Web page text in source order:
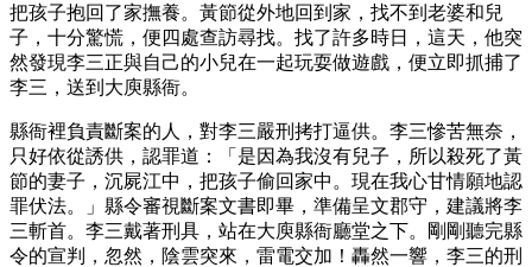
把孩子抱回了家撫養。黃節從外地回到家，找不到老婆和兒
子，十分驚慌，便四處查訪尋找。找了許多時日，這天，他突
然發現李三正與自己的小兒在一起玩耍做遊戲，便立即抓捕了
李三，送到大庾縣衙。
縣衙裡負責斷案的人，對李三嚴刑拷打逼供。李三慘苦無奈，
只好依從誘供，認罪道：「是因為我沒有兒子，所以殺死了黃
節的妻子，沉屍江中，把孩子偷回家中。現在我心甘情願地認
罪伏法。」縣令審視斷案文書即畢，準備呈文郡守，建議將李
三斬首。李三戴著刑具，站在大庾縣衙廳堂之下。剛剛聽完縣
令的宣判，忽然，陰雲突來，雷電交加！轟然一響，李三的刑